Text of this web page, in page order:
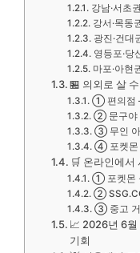
강남·서초권
강서·목동
광진·건대
영등포·당
마포·아현
🏪 의외로 살
① 편의점 –
② 문구야
③ 무인 아
④ 포켓몬
🛒 온라인에서
① 포켓몬
②
③ 중고 거
📈 2026년 6월
기회